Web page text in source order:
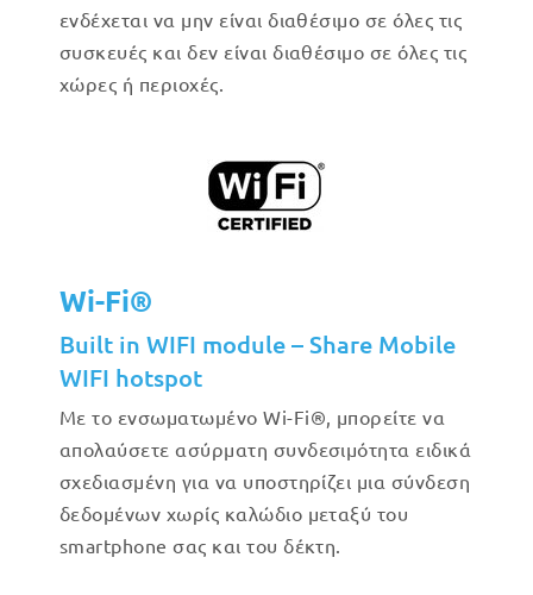
ενδέχεται να μην είναι διαθέσιμο σε όλες τις
συσκευές και δεν είναι διαθέσιμο σε όλες τις
χώρες ή περιοχές.
Wi-Fi®
Built in WIFI module – Share Mobile
WIFI hotspot
Με το ενσωματωμένο Wi-Fi®, μπορείτε να
απολαύσετε ασύρματη συνδεσιμότητα ειδικά
σχεδιασμένη για να υποστηρίζει μια σύνδεση
δεδομένων χωρίς καλώδιο μεταξύ του
smartphone σας και του δέκτη.